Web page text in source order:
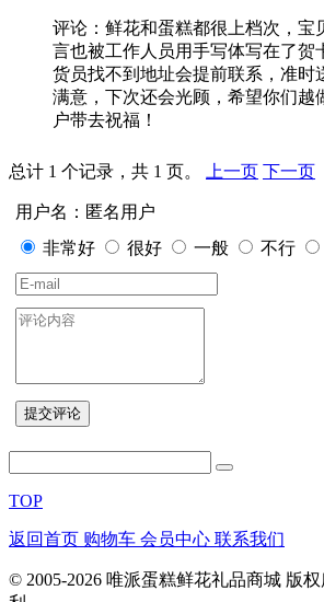
评论：鲜花和蛋糕都很上档次，宝
言也被工作人员用手写体写在了贺
货员找不到地址会提前联系，准时
满意，下次还会光顾，希望你们越
户带去祝福！
总计 1 个记录，共 1 页。 上一页 下一页
用户名：匿名用户
非常好
很好 一般 不行
TOP
返回首页 购物车 会员中心 联系我们
© 2005-2026 唯派蛋糕鲜花礼品商城 版